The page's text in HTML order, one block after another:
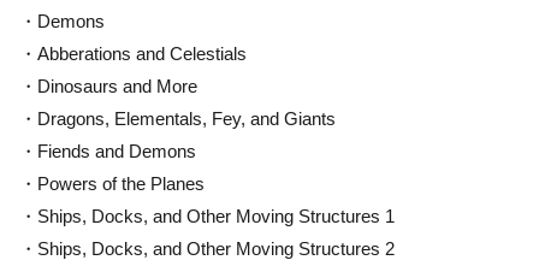
・Demons
・Abberations and Celestials
・Dinosaurs and More
・Dragons, Elementals, Fey, and Giants
・Fiends and Demons
・Powers of the Planes
・Ships, Docks, and Other Moving Structures 1
・Ships, Docks, and Other Moving Structures 2